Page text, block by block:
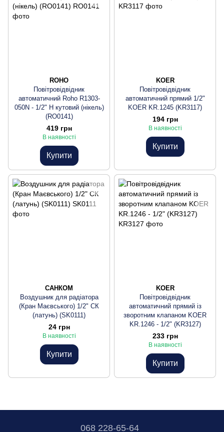
ROHO
Повітровідвідник
автоматичний Roho R1303-
050N - 1/2" Н кутовий (нікель)
(RO0141)
419 грн
В наявності
Купити
KOER
Повітровідвідник
автоматичний прямий 1/2"
KOER KR.1245 (KR3117)
194 грн
В наявності
Купити
САНКОМ
Воздушник для радіатора
(Кран Маєвського) 1/2" СК
(латунь) (SK0111)
24 грн
В наявності
Купити
KOER
Повітровідвідник
автоматичний прямий із
зворотним клапаном KOER
KR.1246 - 1/2" (KR3127)
233 грн
В наявності
Купити
068 228-65-64